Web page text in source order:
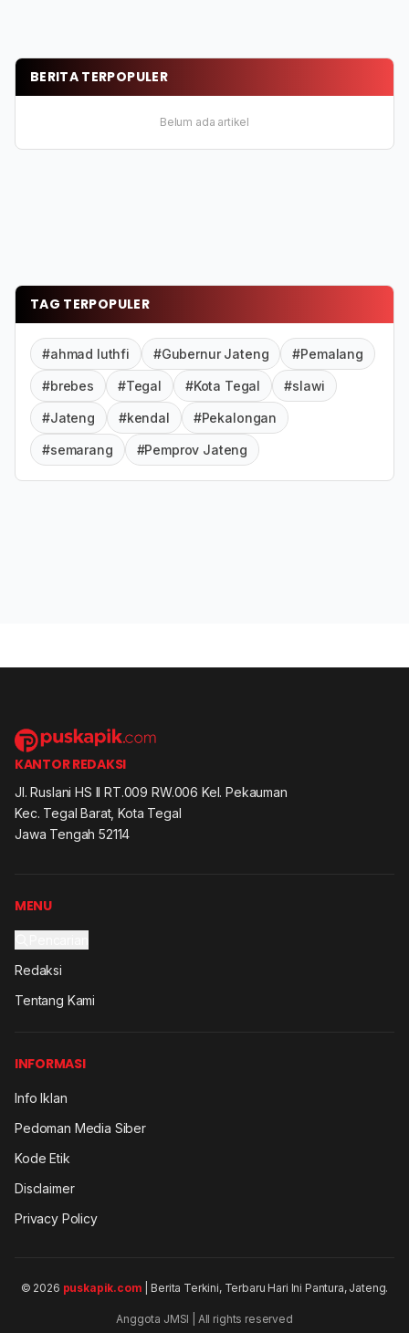
BERITA TERPOPULER
Belum ada artikel
TAG TERPOPULER
#ahmad luthfi #Gubernur Jateng #Pemalang
#brebes #Tegal #Kota Tegal #slawi
#Jateng #kendal #Pekalongan
#semarang #Pemprov Jateng
KANTOR REDAKSI
Jl. Ruslani HS II RT.009 RW.006 Kel. Pekauman
Kec. Tegal Barat, Kota Tegal
Jawa Tengah 52114
MENU
Redaksi
Tentang Kami
INFORMASI
Info Iklan
Pedoman Media Siber
Kode Etik
Disclaimer
Privacy Policy
© 2026 puskapik.com | Berita Terkini, Terbaru Hari Ini Pantura, Jateng.
Anggota JMSI | All rights reserved